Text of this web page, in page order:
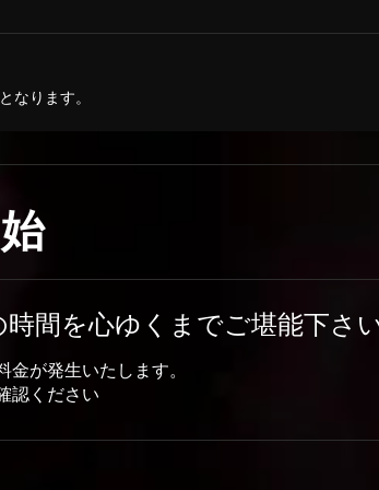
なります。
間を心ゆくまでご堪能下さい
が発生いたします。
認ください